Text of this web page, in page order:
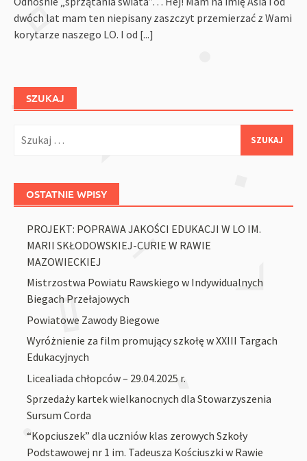
dwóch lat mam ten niepisany zaszczyt przemierzać z Wami
korytarze naszego LO. I od [...]
SZUKAJ
OSTATNIE WPISY
PROJEKT: POPRAWA JAKOŚCI EDUKACJI W LO IM.
MARII SKŁODOWSKIEJ-CURIE W RAWIE
MAZOWIECKIEJ
Mistrzostwa Powiatu Rawskiego w Indywidualnych
Biegach Przełajowych
Powiatowe Zawody Biegowe
Wyróżnienie za film promujący szkołę w XXIII Targach
Edukacyjnych
Licealiada chłopców – 29.04.2025 r.
Sprzedaży kartek wielkanocnych dla Stowarzyszenia
Sursum Corda
“Kopciuszek” dla uczniów klas zerowych Szkoły
Podstawowej nr 1 im. Tadeusza Kościuszki w Rawie